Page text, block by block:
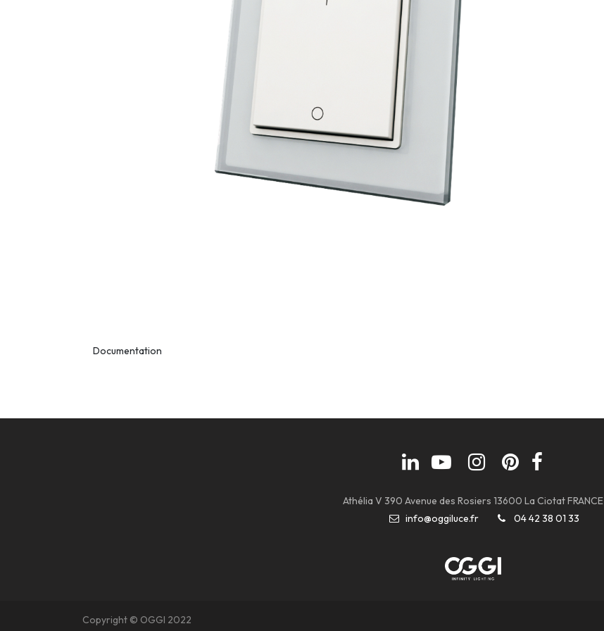
Documentation
Athélia V 390 Avenue des Rosiers 13600 La Ciotat FRANCE
info@oggiluce.fr
04 42 38 01 33
Copyright © OGGI 2022